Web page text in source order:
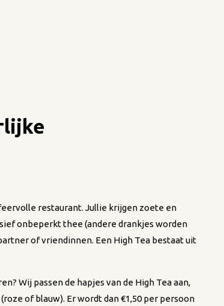
restaurant. Jullie krijgen zoete en
onbeperkt thee (andere drankjes worden
of vriendinnen. Een High Tea bestaat uit
Wij passen de hapjes van de High Tea aan,
of blauw). Er wordt dan €1,50 per persoon